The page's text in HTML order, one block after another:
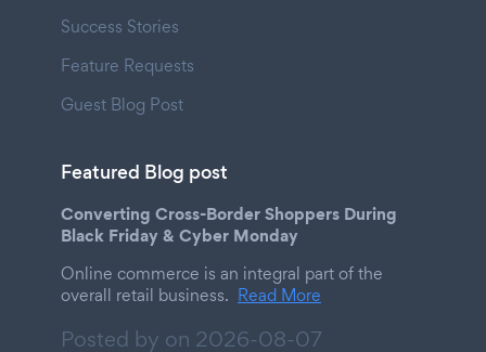
Success Stories
Feature Requests
Guest Blog Post
Featured Blog post
Converting Cross-Border Shoppers During
Black Friday & Cyber Monday
Online commerce is an integral part of the
overall retail business. Read More
Posted by on 2026-08-07